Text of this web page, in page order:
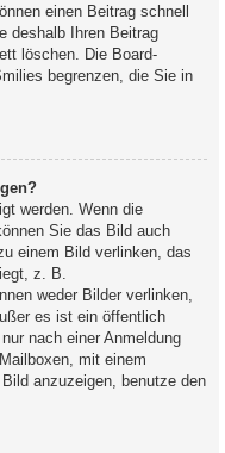
einen Beitrag schnell
deshalb Ihren Beitrag
löschen. Die Board-
begrenzen, die Sie in
werden. Wenn die
Sie das Bild auch
einem Bild verlinken, das
z. B.
weder Bilder verlinken,
es ist ein öffentlich
nach einer Anmeldung
mit einem
anzuzeigen, benutze den